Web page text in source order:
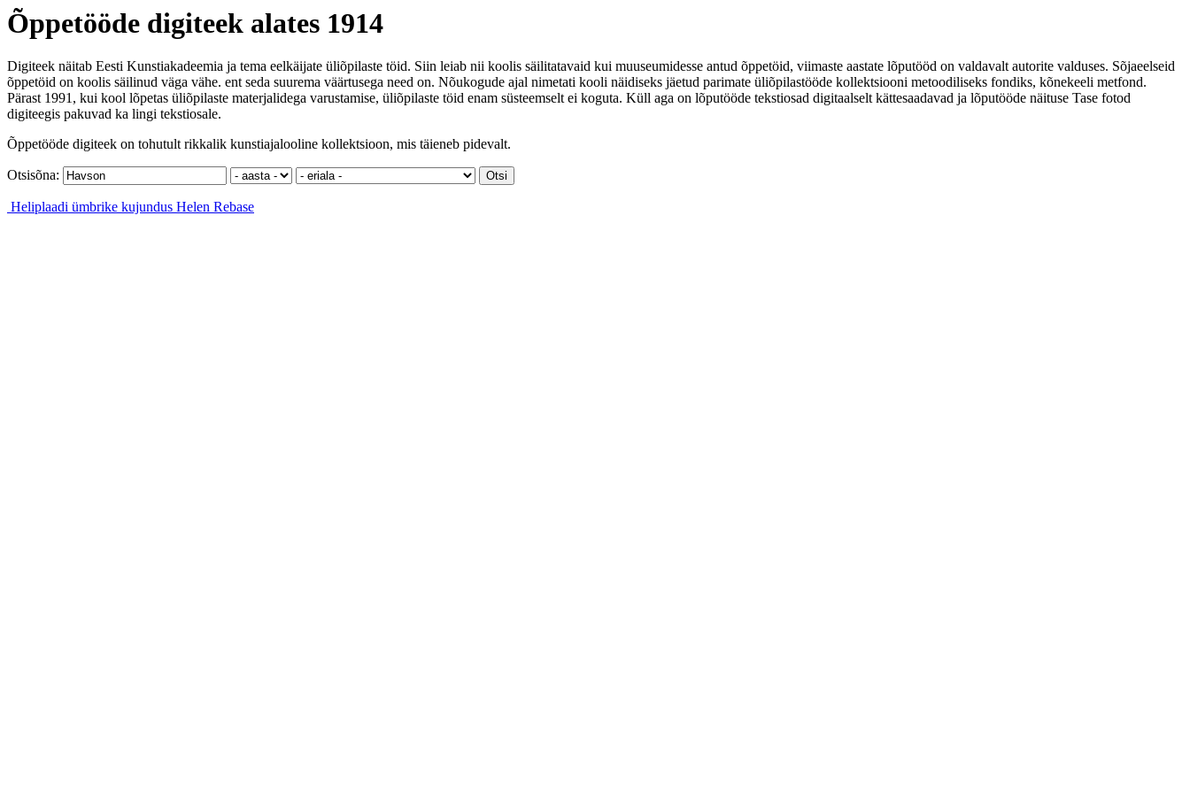
Õppetööde digiteek alates 1914
Digiteek näitab Eesti Kunstiakadeemia ja tema eelkäijate üliõpilaste töid. Siin leiab nii koolis säilitatavaid kui muuseumidesse antud õppetöid, viimaste aastate lõputööd on valdavalt autorite valduses. Sõjaeelseid
õppetöid on koolis säilinud väga vähe. ent seda suurema väärtusega need on. Nõukogude ajal nimetati kooli näidiseks jäetud parimate üliõpilastööde kollektsiooni metoodiliseks fondiks, kõnekeeli metfond.
Pärast 1991, kui kool lõpetas üliõpilaste materjalidega varustamise, üliõpilaste töid enam süsteemselt ei koguta. Küll aga on lõputööde tekstiosad digitaalselt kättesaadavad ja lõputööde näituse Tase fotod
digiteegis pakuvad ka lingi tekstiosale.
Õppetööde digiteek on tohutult rikkalik kunstiajalooline kollektsioon, mis täieneb pidevalt.
Otsisõna:
Heliplaadi ümbrike kujundus Helen Rebase